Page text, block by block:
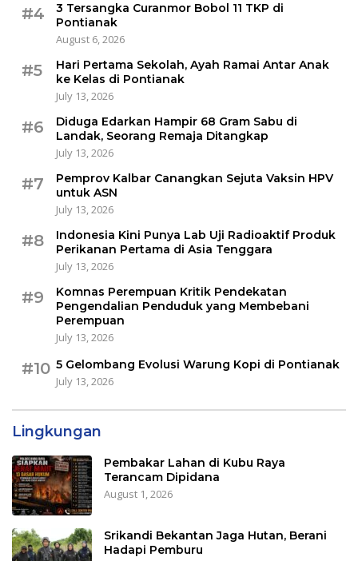
#4
3 Tersangka Curanmor Bobol 11 TKP di
Pontianak
August 6, 2026
#5
Hari Pertama Sekolah, Ayah Ramai Antar Anak
ke Kelas di Pontianak
July 13, 2026
#6
Diduga Edarkan Hampir 68 Gram Sabu di
Landak, Seorang Remaja Ditangkap
July 13, 2026
#7
Pemprov Kalbar Canangkan Sejuta Vaksin HPV
untuk ASN
July 13, 2026
#8
Indonesia Kini Punya Lab Uji Radioaktif Produk
Perikanan Pertama di Asia Tenggara
July 13, 2026
#9
Komnas Perempuan Kritik Pendekatan
Pengendalian Penduduk yang Membebani
Perempuan
July 13, 2026
#10 5 Gelombang Evolusi Warung Kopi di Pontianak
July 13, 2026
Lingkungan
Pembakar Lahan di Kubu Raya
Terancam Dipidana
August 1, 2026
Srikandi Bekantan Jaga Hutan, Berani
Hadapi Pemburu